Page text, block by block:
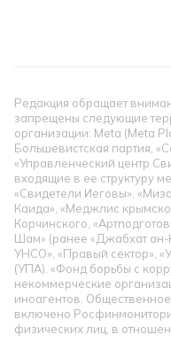
Редакция обращает
запрещены следующие
организации: Meta (Meta
Большевистская партия,
«Управленческий центр
входящие в ее структуру
«Свидетели Иеговы»,
Каида», «Меджлис
Корчинского,
Шам» (ранее «Джабхат
УНСО», «Правый сектор»,
(УПА). «Фонд борьбы с
некоммерческие
иноагентов.
включено
физических лиц, в